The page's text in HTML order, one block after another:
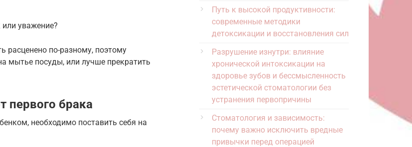
уважение?
по-разному, поэтому
мытье посуды, или лучше прекратить
первого брака
необходимо поставить себя на
Путь к высокой продуктивности:
современные методики
детоксикации и восстановления сил
Разрушение изнутри: влияние
хронической интоксикации на
здоровье зубов и бессмысленность
эстетической стоматологии без
устранения первопричины
Стоматология и зависимость:
почему важно исключить вредные
привычки перед операцией